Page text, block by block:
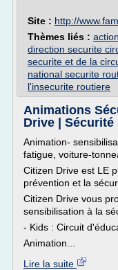
Site : http://
Thèmes liés :
direction securite
securite et de la
national securite
l'insecurite routiere
Animations
Drive | Sécurité
Animation-
fatigue, voiture-
Citizen Drive est LE
prévention et la
Citizen Drive vous
sensibilisation à la
- Kids : Circuit
Animation...
Lire la suite